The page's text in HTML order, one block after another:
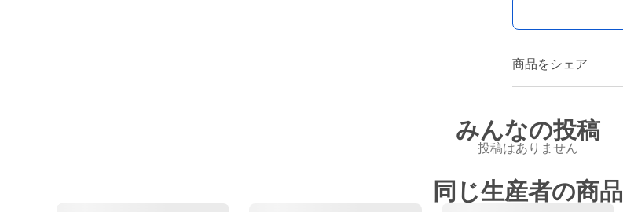
商品をシェア
みんなの投稿
投稿はありません
同じ生産者の商品